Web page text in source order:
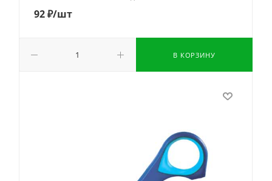
92₽/шт
В КОРЗИНУ